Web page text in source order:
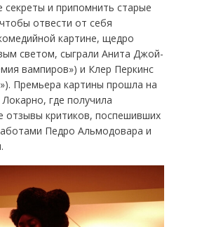
секреты и припомнить старые
отвести от себя
картине, щедро
светом, сыграли Анита Джой-
вампиров») и Клер Перкинс
Премьера картины прошла на
где получила
отзывы критиков, поспешивших
Педро Альмодовара и